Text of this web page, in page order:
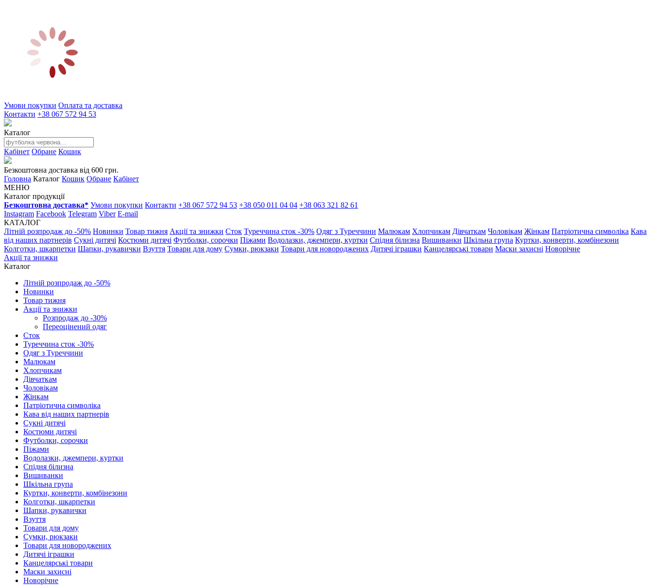
Умови покупки Оплата та доставка
Контакти +38 067 572 94 53
Каталог
Кабінет Обране Кошик
Безкоштовна доставка від 600 грн.
Головна Каталог Кошик Обране Кабінет
МЕНЮ
Каталог продукції
Безкоштовна доставка* Умови покупки Контакти +38 067 572 94 53 +38 050 011 04 04 +38 063 321 82 61
Instagram Facebook Telegram Viber E-mail
КАТАЛОГ
Літній розпродаж до -50% Новинки Товар тижня Акції та знижки Сток Туреччина сток -30% Одяг з Туреччини Малюкам Хлопчикам Дівчаткам Чоловікам Жінкам Патріотична символіка Кава
від наших партнерів Сукні дитячі Костюми дитячі Футболки, сорочки Піжами Водолазки, джемпери, куртки Спідня білизна Вишиванки Шкільна група Куртки, конверти, комбінезони
Колготки, шкарпетки Шапки, рукавички Взуття Товари для дому Сумки, рюкзаки Товари для новороджених Дитячі іграшки Канцелярські товари Маски захисні Новорічне
Акції та знижки
Каталог
Літній розпродаж до -50%
Новинки
Товар тижня
Акції та знижки
Розпродаж до -30%
Переоцінений одяг
Сток
Туреччина сток -30%
Одяг з Туреччини
Малюкам
Хлопчикам
Дівчаткам
Чоловікам
Жінкам
Патріотична символіка
Кава від наших партнерів
Сукні дитячі
Костюми дитячі
Футболки, сорочки
Піжами
Водолазки, джемпери, куртки
Спідня білизна
Вишиванки
Шкільна група
Куртки, конверти, комбінезони
Колготки, шкарпетки
Шапки, рукавички
Взуття
Товари для дому
Сумки, рюкзаки
Товари для новороджених
Дитячі іграшки
Канцелярські товари
Маски захисні
Новорічне